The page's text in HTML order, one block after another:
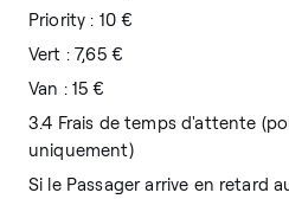
Priority : 10 €
Vert : 7,65 €
Van : 15 €
3.4 Frais de temps d'attente
uniquement)
Si le Passager arrive en retard